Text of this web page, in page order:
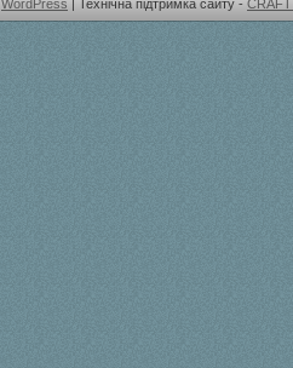
WordPress | Технічна підтримка сайту -